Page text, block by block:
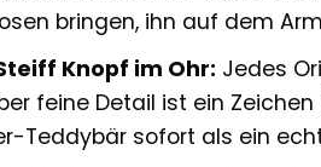
bringen, ihn auf dem
Knopf im Ohr: Jedes
feine Detail ist ein
Teddybär sofort als ein